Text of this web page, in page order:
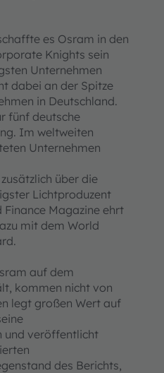
es Osram in den
Knights sein
Unternehmen
dabei an der Spitze
in Deutschland.
fünf deutsche
Im weltweiten
Unternehmen
über die
Lichtproduzent
Magazine ehrt
mit dem World
auf dem
kommen nicht von
legt großen Wert auf
und veröffentlicht
des Berichts,